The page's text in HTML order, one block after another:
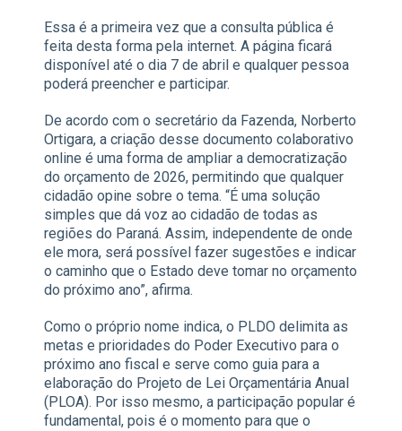
Essa é a primeira vez que a consulta pública é
feita desta forma pela internet. A página ficará
disponível até o dia 7 de abril e qualquer pessoa
poderá preencher e participar.
De acordo com o secretário da Fazenda, Norberto
Ortigara, a criação desse documento colaborativo
online é uma forma de ampliar a democratização
do orçamento de 2026, permitindo que qualquer
cidadão opine sobre o tema. “É uma solução
simples que dá voz ao cidadão de todas as
regiões do Paraná. Assim, independente de onde
ele mora, será possível fazer sugestões e indicar
o caminho que o Estado deve tomar no orçamento
do próximo ano”, afirma.
Como o próprio nome indica, o PLDO delimita as
metas e prioridades do Poder Executivo para o
próximo ano fiscal e serve como guia para a
elaboração do Projeto de Lei Orçamentária Anual
(PLOA). Por isso mesmo, a participação popular é
fundamental, pois é o momento para que o